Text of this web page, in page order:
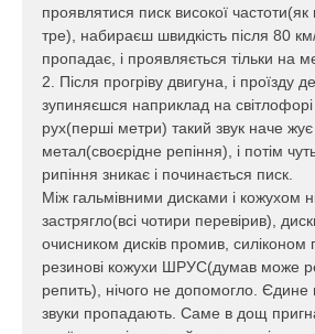
о
ч
и
а
п
о
в
і
д
л
е
проявлятися писк високої
тре), набираєш швидкість після 80
пропадає, і проявляється тільки на
2. Після прогріву двигуна, і проїзду
зупиняєшся наприклад на
рух(перші метри) такий звук наче
метал(своєрідне репіння), і потім
рипіння зникає і починається писк.
Між гальмівними дисками і кожухом
застрягло(всі чотири перевірив),
очисником дисків промив, силіконом
резинові кожухи ШРУС(думав може
репить), нічого не допомогло. Єдине
звуки пропадають. Саме в дощ